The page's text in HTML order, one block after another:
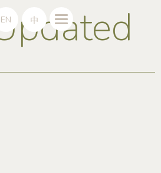
EN 中